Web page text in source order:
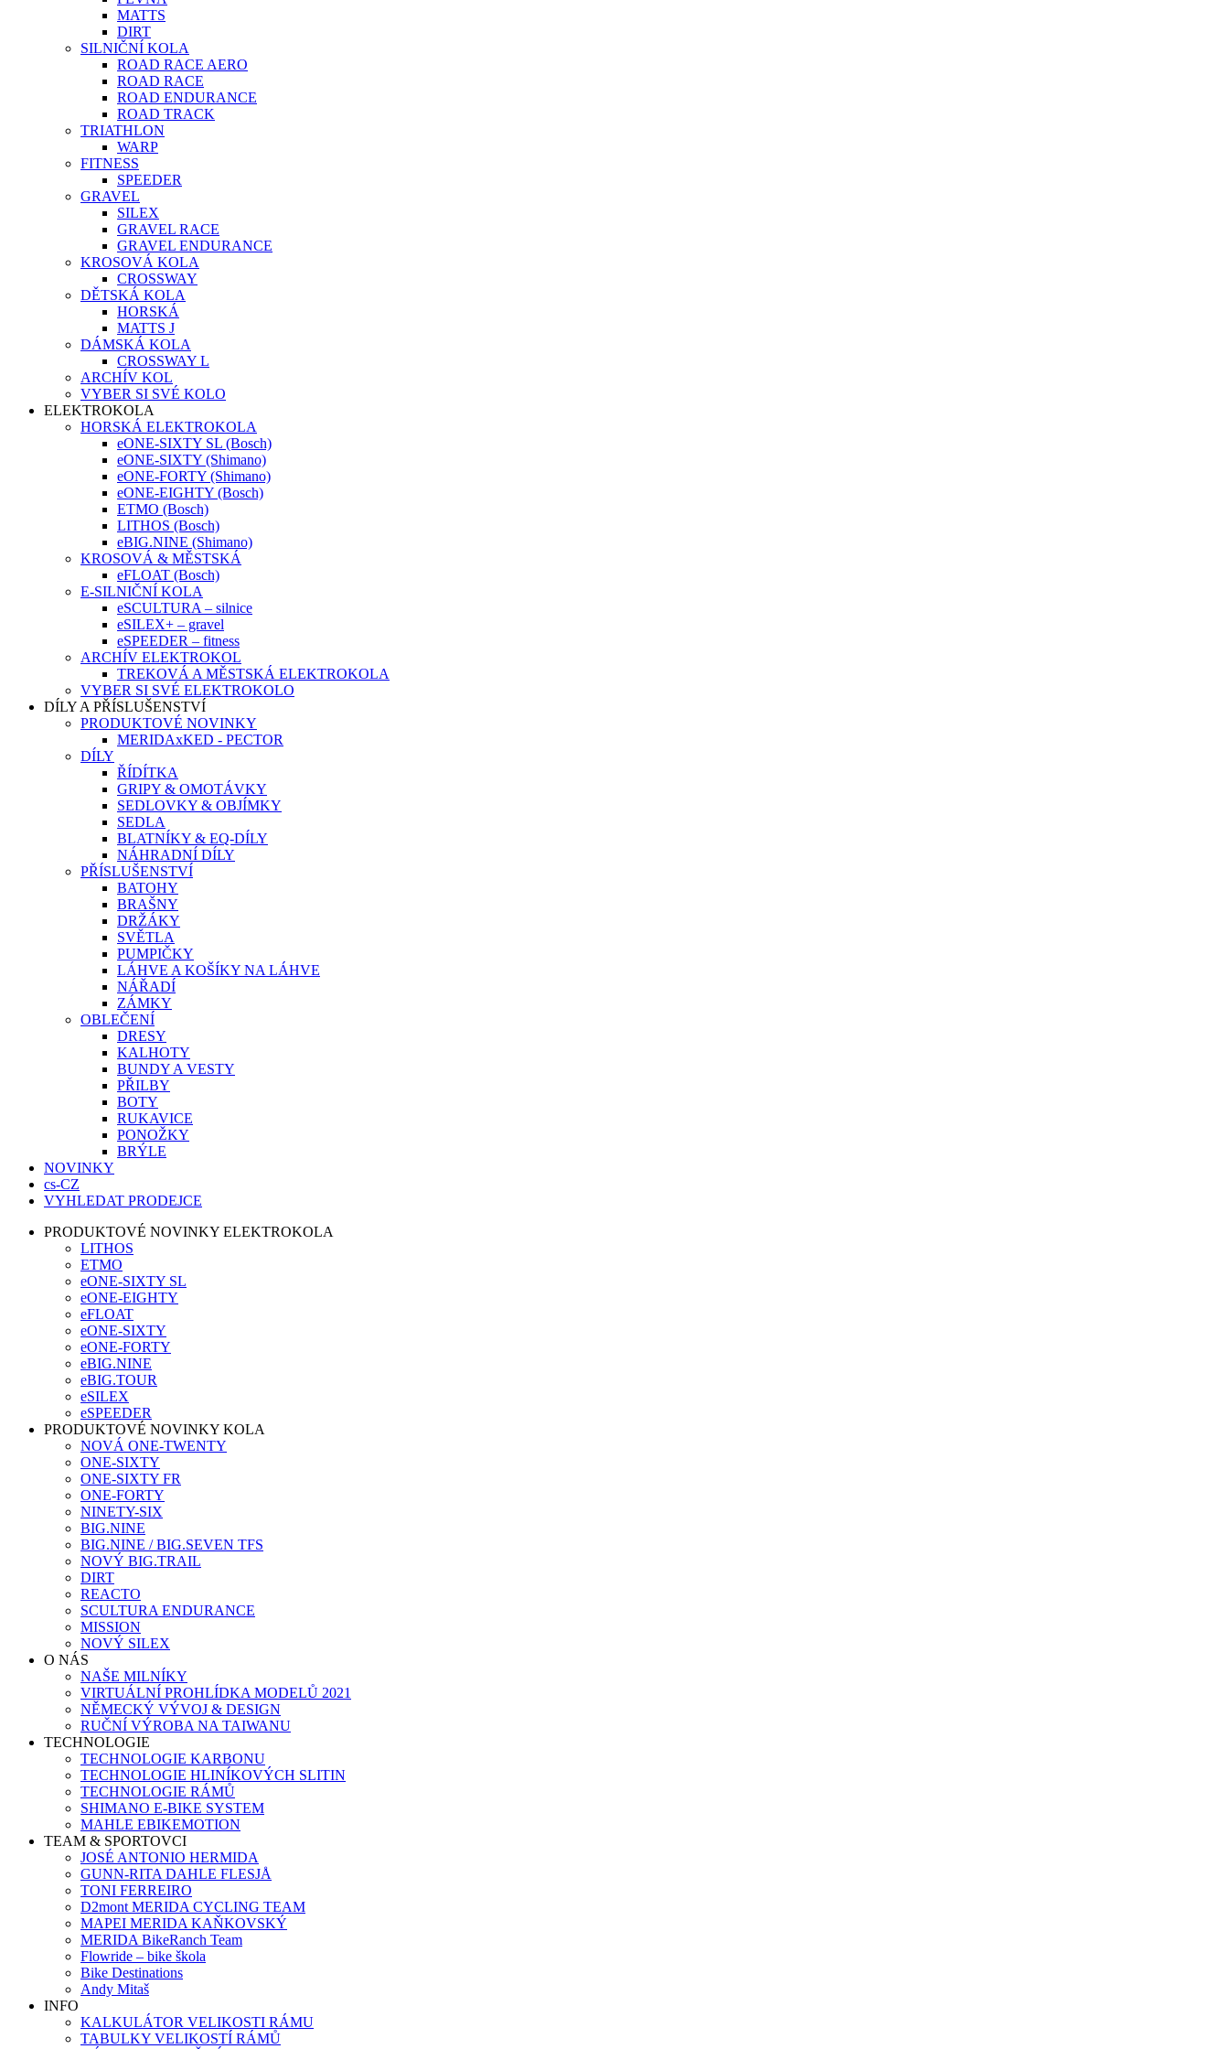
MATTS
DIRT
SILNIČNÍ KOLA
ROAD RACE AERO
ROAD RACE
ROAD ENDURANCE
ROAD TRACK
TRIATHLON
WARP
FITNESS
SPEEDER
GRAVEL
SILEX
GRAVEL RACE
GRAVEL ENDURANCE
KROSOVÁ KOLA
CROSSWAY
DĚTSKÁ KOLA
HORSKÁ
MATTS J
DÁMSKÁ KOLA
CROSSWAY L
ARCHÍV KOL
VYBER SI SVÉ KOLO
ELEKTROKOLA
HORSKÁ ELEKTROKOLA
eONE-SIXTY SL (Bosch)
eONE-SIXTY (Shimano)
eONE-FORTY (Shimano)
eONE-EIGHTY (Bosch)
ETMO (Bosch)
LITHOS (Bosch)
eBIG.NINE (Shimano)
KROSOVÁ & MĚSTSKÁ
eFLOAT (Bosch)
E-SILNIČNÍ KOLA
eSCULTURA – silnice
eSILEX+ – gravel
eSPEEDER – fitness
ARCHÍV ELEKTROKOL
TREKOVÁ A MĚSTSKÁ ELEKTROKOLA
VYBER SI SVÉ ELEKTROKOLO
DÍLY A PŘÍSLUŠENSTVÍ
PRODUKTOVÉ NOVINKY
MERIDAxKED - PECTOR
DÍLY
ŘÍDÍTKA
GRIPY & OMOTÁVKY
SEDLOVKY & OBJÍMKY
SEDLA
BLATNÍKY & EQ-DÍLY
NÁHRADNÍ DÍLY
PŘÍSLUŠENSTVÍ
BATOHY
BRAŠNY
DRŽÁKY
SVĚTLA
PUMPIČKY
LÁHVE A KOŠÍKY NA LÁHVE
NÁŘADÍ
ZÁMKY
OBLEČENÍ
DRESY
KALHOTY
BUNDY A VESTY
PŘILBY
BOTY
RUKAVICE
PONOŽKY
BRÝLE
NOVINKY
cs-CZ
VYHLEDAT PRODEJCE
PRODUKTOVÉ NOVINKY ELEKTROKOLA
LITHOS
ETMO
eONE-SIXTY SL
eONE-EIGHTY
eFLOAT
eONE-SIXTY
eONE-FORTY
eBIG.NINE
eBIG.TOUR
eSILEX
eSPEEDER
PRODUKTOVÉ NOVINKY KOLA
NOVÁ ONE-TWENTY
ONE-SIXTY
ONE-SIXTY FR
ONE-FORTY
NINETY-SIX
BIG.NINE
BIG.NINE / BIG.SEVEN TFS
NOVÝ BIG.TRAIL
DIRT
REACTO
SCULTURA ENDURANCE
MISSION
NOVÝ SILEX
O NÁS
NAŠE MILNÍKY
VIRTUÁLNÍ PROHLÍDKA MODELŮ 2021
NĚMECKÝ VÝVOJ & DESIGN
RUČNÍ VÝROBA NA TAIWANU
TECHNOLOGIE
TECHNOLOGIE KARBONU
TECHNOLOGIE HLINÍKOVÝCH SLITIN
TECHNOLOGIE RÁMŮ
SHIMANO E-BIKE SYSTEM
MAHLE EBIKEMOTION
TEAM & SPORTOVCI
JOSÉ ANTONIO HERMIDA
GUNN-RITA DAHLE FLESJÅ
TONI FERREIRO
D2mont MERIDA CYCLING TEAM
MAPEI MERIDA KAŇKOVSKÝ
MERIDA BikeRanch Team
Flowride – bike škola
Bike Destinations
Andy Mitaš
INFO
KALKULÁTOR VELIKOSTI RÁMU
TABULKY VELIKOSTÍ RÁMŮ